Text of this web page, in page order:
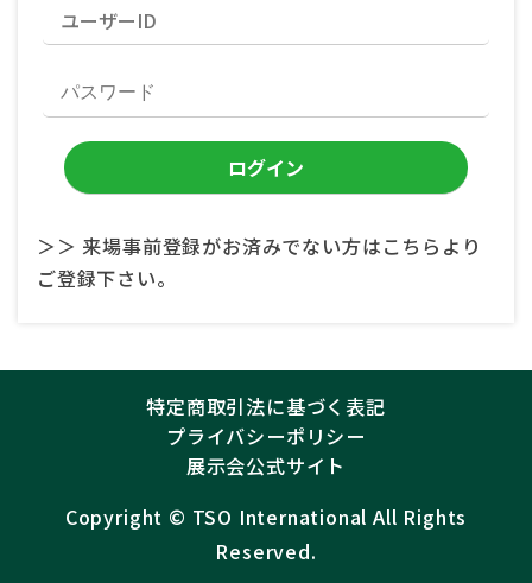
＞＞ 来場事前登録がお済みでない方はこちらより
ご登録下さい。
特定商取引法に基づく表記
プライバシーポリシー
展示会公式サイト
Copyright ©︎ TSO International All Rights
Reserved.